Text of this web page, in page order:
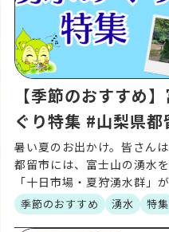
【季節のおすすめ
ぐり特集 #山梨県
暑い夏のお出かけ。皆さん
都留市には、富士山の湧水
「十日市場・夏狩湧水群」
の名水百選」にも選ばれて
を […]
季節のおすすめ 湧水 特集